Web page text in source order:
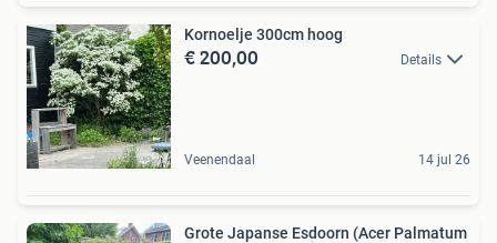
Kornoelje 300cm hoog
€ 200,00 Details
Veenendaal 14 jul 26
Grote Japanse Esdoorn (Acer Palmatum